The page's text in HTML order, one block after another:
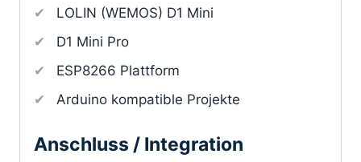
LOLIN (WEMOS) D1 Mini
D1 Mini Pro
ESP8266 Plattform
Arduino kompatible Projekte
Anschluss / Integration